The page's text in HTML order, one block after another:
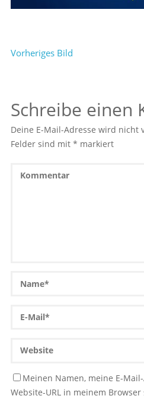
Vorheriges Bild
Schreibe einen
Deine E-Mail-Adresse wird nicht
Felder sind mit * markiert
Meinen Namen, meine E-
Website-URL in meinem